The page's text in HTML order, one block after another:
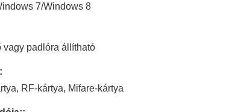
7/Windows 8
vagy padlóra állítható
RF-kártya, Mifare-kártya